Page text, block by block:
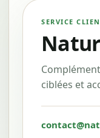
SERVICE
ciblées et